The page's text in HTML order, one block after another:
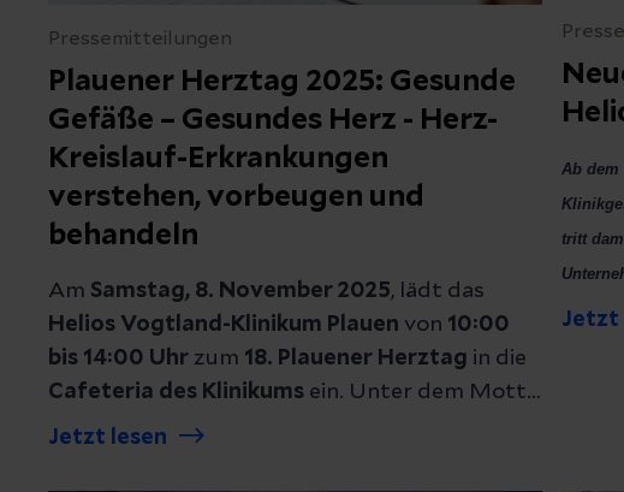
Pressemitteilungen
Plauener Herztag 2025: Gesunde
Gefäße – Gesundes Herz - Herz-
Kreislauf-Erkrankungen
verstehen, vorbeugen und
behandeln
Am Samstag, 8. November 2025, lädt das
Helios Vogtland-Klinikum Plauen von 10:00
bis 14:00 Uhr zum 18. Plauener Herztag in die
Cafeteria des Klinikums ein. Unter dem Motto
„Gesunde Gefäße – Gesundes Herz · Den
Jetzt lesen
Ab dem
tritt
einer
Jetzt